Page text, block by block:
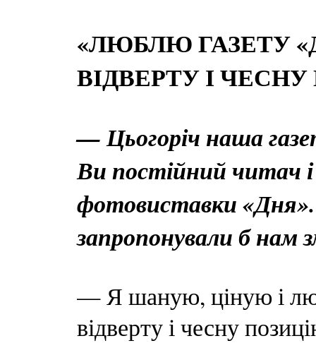
«ЛЮБЛЮ ГАЗЕТУ
ВІДВЕРТУ І
— Цьогоріч наша
Ви постійний читач
фотовиставки
запропонували б нам
— Я шаную, ціную і
відверту і чесну